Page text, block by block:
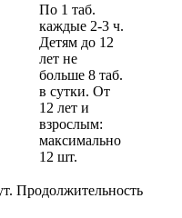
По 1 таб.
каждые 2-3 ч.
Детям до 12
лет не
больше 8 таб.
в сутки. От
12 лет и
взрослым:
максимально
12 шт.
Продолжительность